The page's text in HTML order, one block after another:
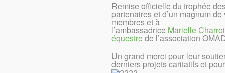
Remise officielle du trophée
partenaires et d’un magnum
membres et à
l’ambassadrice Marielle
équestrede l’association
Un grand merci pour leur
derniers projets caritatifs et